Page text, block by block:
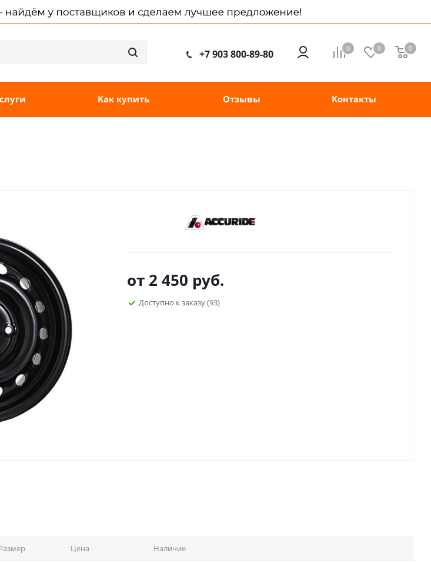
0 0 0
+7 903 800-89-80
Как купить Отзывы Контакты
от 2 450 руб.
Доступно к заказу (93)
Цена Наличие